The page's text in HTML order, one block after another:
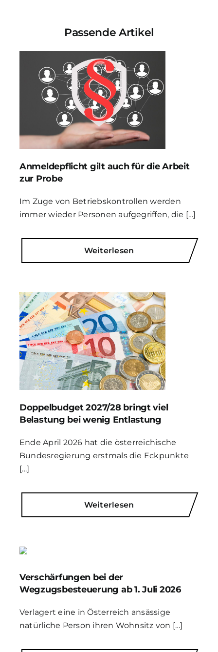
Passende Artikel
Anmeldepflicht gilt auch für die Arbeit
zur Probe
Im Zuge von Betriebskontrollen werden
immer wieder Personen aufgegriffen, die […]
Weiterlesen
Doppelbudget 2027/28 bringt viel
Belastung bei wenig Entlastung
Ende April 2026 hat die österreichische
Bundesregierung erstmals die Eckpunkte
[…]
Weiterlesen
Verschärfungen bei der
Wegzugsbesteuerung ab 1. Juli 2026
Verlagert eine in Österreich ansässige
natürliche Person ihren Wohnsitz von […]